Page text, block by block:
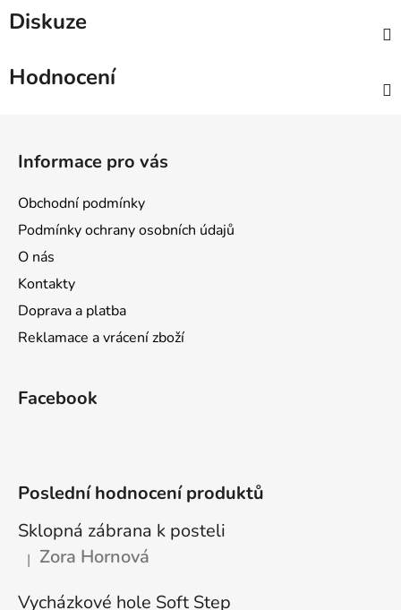
Diskuze
Hodnocení
Informace pro vás
Obchodní podmínky
Podmínky ochrany osobních údajů
O nás
Kontakty
Doprava a platba
Reklamace a vrácení zboží
Facebook
Poslední hodnocení produktů
Sklopná zábrana k posteli
Hodnocení produktu je 5 z 5 hvězdiček.
| Zora Hornová
Vycházkové hole Soft Step